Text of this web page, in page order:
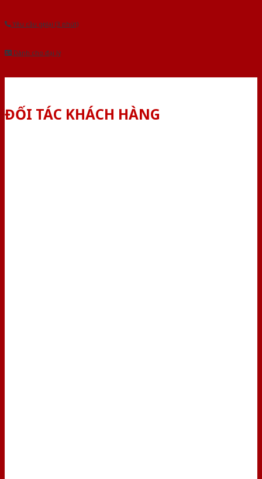
Yêu cầu gọi lại (3 phút)
Dành cho đại lý
ĐỐI TÁC KHÁCH HÀNG